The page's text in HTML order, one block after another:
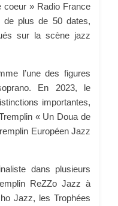
coeur » Radio France
de plus de 50 dates,
sur la scène jazz
l’une des figures
En 2023, le
importantes,
« Un Doua de
Européen Jazz
dans plusieurs
ReZZo Jazz à
Jazz, les Trophées